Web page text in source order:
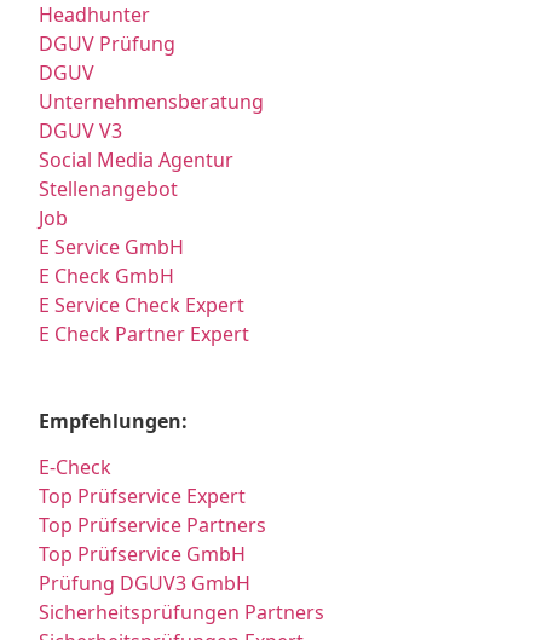
Headhunter
DGUV Prüfung
DGUV
Unternehmensberatung
DGUV V3
Social Media Agentur
Stellenangebot
Job
E Service GmbH
E Check GmbH
E Service Check Expert
E Check Partner Expert
Empfehlungen:
E-Check
Top Prüfservice Expert
Top Prüfservice Partners
Top Prüfservice GmbH
Prüfung DGUV3 GmbH
Sicherheitsprüfungen Partners